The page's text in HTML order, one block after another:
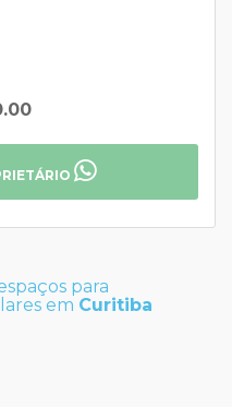
para
em Curitiba